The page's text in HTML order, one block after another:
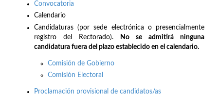
Convocatoria
Calendario
Candidaturas (por sede electrónica o presencialmente
registro del Rectorado).
No se admitirá ninguna
candidatura fuera del plazo establecido en el calendario.
Comisión de Gobierno
Comisión Electoral
Proclamación provisional de candidatos/as